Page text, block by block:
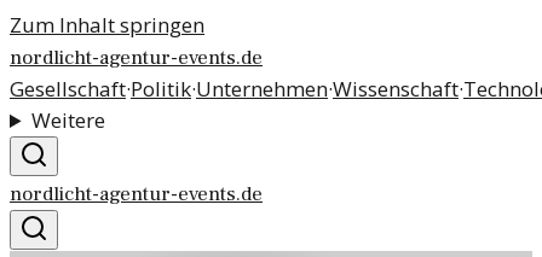
Zum Inhalt springen
nordlicht-agentur-events.de
Gesellschaft·Politik·Unternehmen·Wissenschaft·
Weitere
nordlicht-agentur-events.de